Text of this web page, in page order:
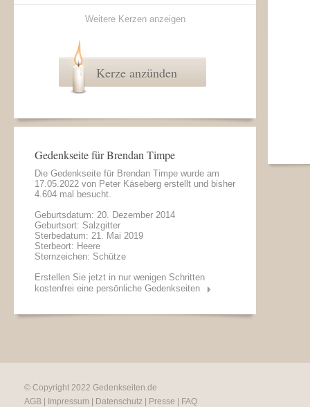
Weitere Kerzen anzeigen
Kerze anzünden
Gedenkseite für Brendan Timpe
Die Gedenkseite für Brendan Timpe wurde am
17.05.2022 von Peter Käseberg erstellt und bisher
4.604 mal besucht.
Geburtsdatum: 20. Dezember 2014
Geburtsort: Salzgitter
Sterbedatum: 21. Mai 2019
Sterbeort: Heere
Sternzeichen: Schütze
Erstellen Sie jetzt in nur wenigen Schritten
kostenfrei eine persönliche Gedenkseiten
© Copyright 2022 Gedenkseiten.de
AGB
Impressum Datenschutz Presse
FAQ